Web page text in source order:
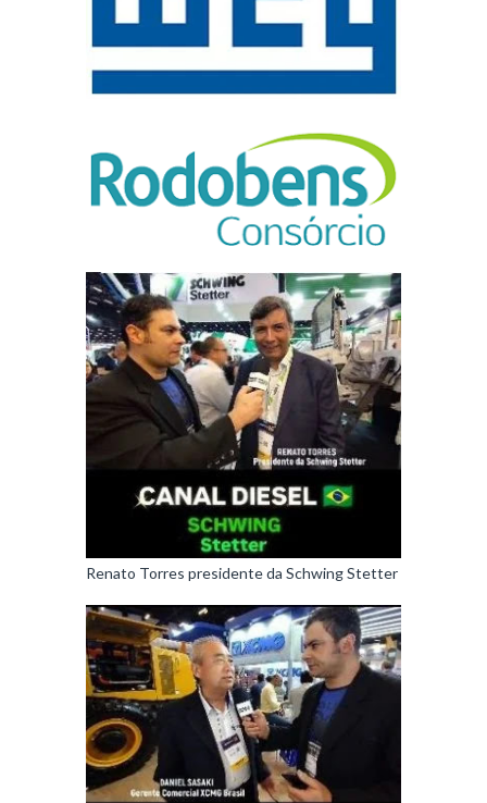
Renato Torres presidente da Schwing Stetter